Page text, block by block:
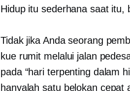
Hidup itu sederhana saat itu,
Tidak jika Anda seorang
kue rumit melalui jalan
pada “hari terpenting dalam
hanyalah satu belokan